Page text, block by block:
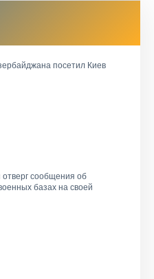
посетил Киев
сообщения об
базах на своей